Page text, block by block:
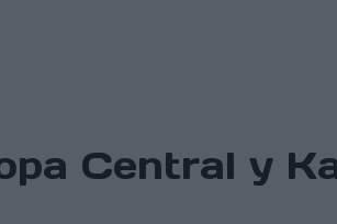
Central y